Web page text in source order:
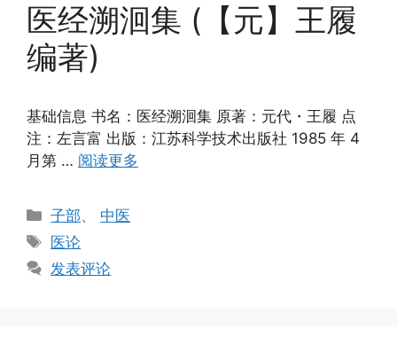
医经溯洄集 (【元】王履
编著)
基础信息 书名：医经溯洄集 原著：元代・王履 点
注：左言富 出版：江苏科学技术出版社 1985 年 4
月第 … 阅读更多
分
类
子部、 中医
标
签
医论
发表评论